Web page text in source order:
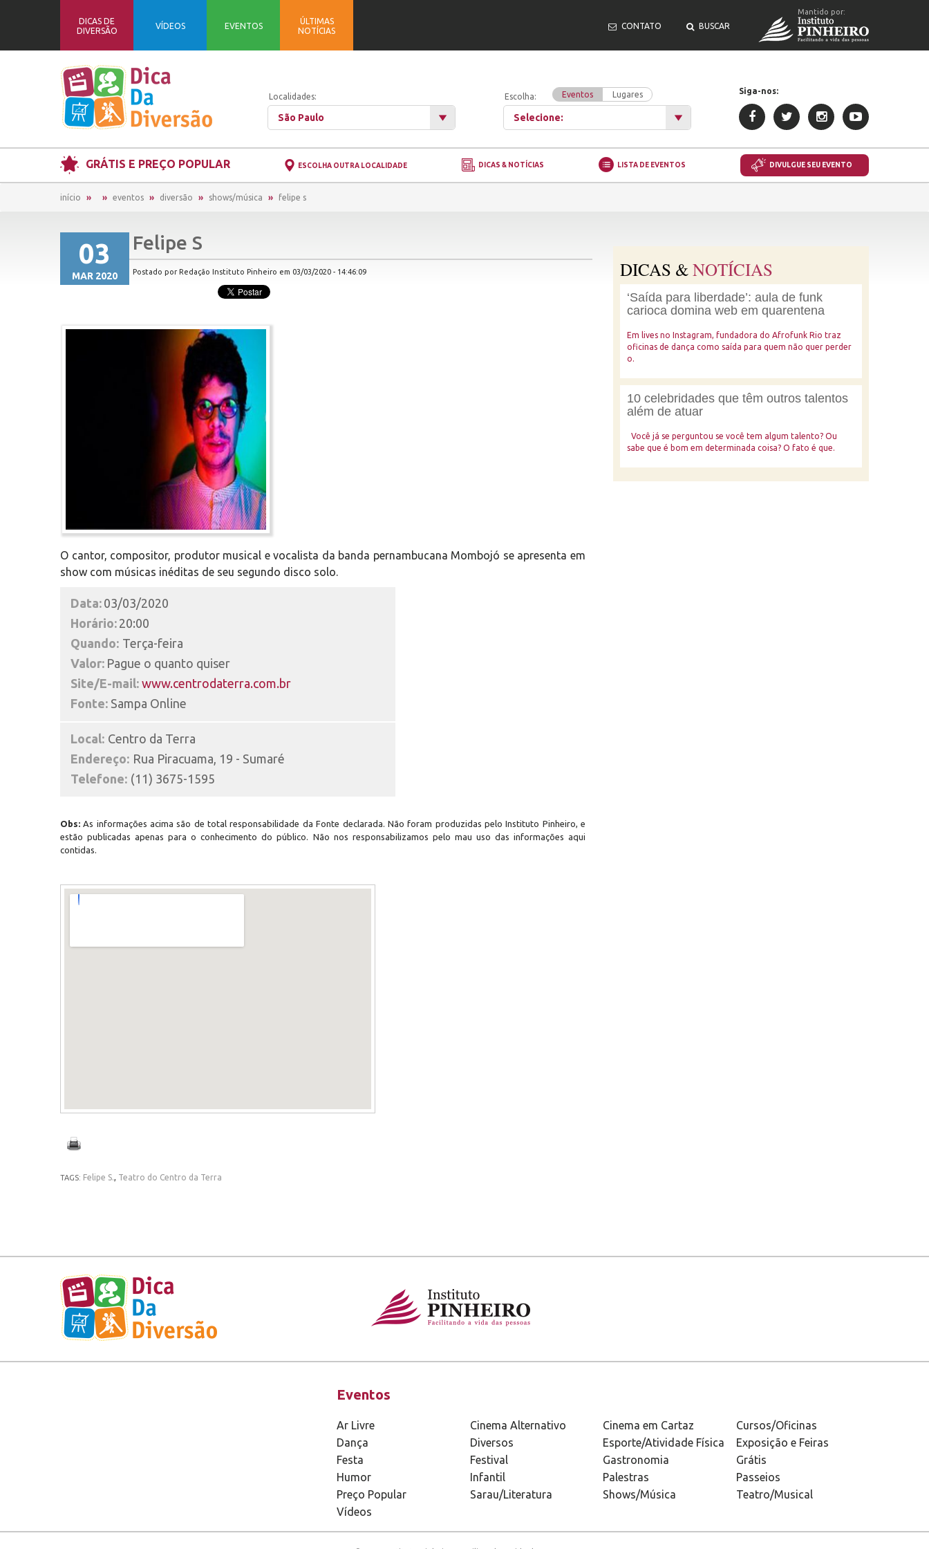
DICAS DE
DIVERSÃO
VÍDEOS EVENTOS
ÚLTIMAS
NOTÍCIAS
CONTATO BUSCAR
Mantido por:
Localidades:
São Paulo
Escolha: Eventos Lugares
Selecione:
Siga-nos:
GRÁTIS E PREÇO POPULAR ESCOLHA OUTRA LOCALIDADE DICAS & NOTÍCIAS LISTA DE EVENTOS DIVULGUE SEU EVENTO
início eventos diversão shows/música felipe s
03
MAR 2020
Felipe S
Postado por Redação Instituto Pinheiro em 03/03/2020 - 14:46:09
O cantor, compositor, produtor musical e vocalista da banda pernambucana Mombojó se apresenta em
show com músicas inéditas de seu segundo disco solo.
Data: 03/03/2020
Horário: 20:00
Quando: Terça-feira
Valor: Pague o quanto quiser
Site/E-mail: www.centrodaterra.com.br
Fonte: Sampa Online
Local: Centro da Terra
Endereço: Rua Piracuama, 19 - Sumaré
Telefone: (11) 3675-1595
Obs:As informações acima são de total responsabilidade da Fonte declarada. Não foram produzidas pelo Instituto Pinheiro, e
estão publicadas apenas para o conhecimento do público. Não nos responsabilizamos pelo mau uso das informações aqui
contidas.
TAGS: Felipe S., Teatro do Centro da Terra
DICAS &NOTÍCIAS
‘Saída para liberdade’: aula de funk
carioca domina web em quarentena
Em lives no Instagram, fundadora do Afrofunk Rio traz
oficinas de dança como saída para quem não quer perder
o.
10 celebridades que têm outros talentos
além de atuar
Você já se perguntou se você tem algum talento? Ou
sabe que é bom em determinada coisa? O fato é que.
Eventos
Ar Livre Cinema Alternativo Cinema em Cartaz
Cursos/Oficinas
Dança
Diversos Esporte/Atividade Física
Exposição e Feiras
Festa
Festival Gastronomia
Grátis
Humor
Infantil Palestras
Passeios
Preço Popular
Sarau/Literatura Shows/Música
Teatro/Musical
Vídeos